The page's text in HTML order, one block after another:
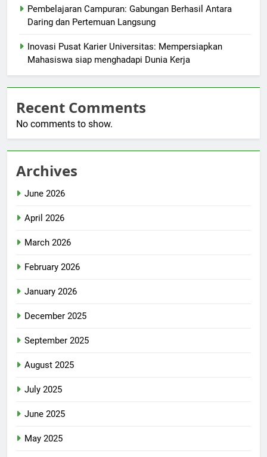
Pembelajaran Campuran: Gabungan Berhasil Antara
Daring dan Pertemuan Langsung
Inovasi Pusat Karier Universitas: Mempersiapkan
Mahasiswa siap menghadapi Dunia Kerja
Recent Comments
No comments to show.
Archives
June 2026
April 2026
March 2026
February 2026
January 2026
December 2025
September 2025
August 2025
July 2025
June 2025
May 2025